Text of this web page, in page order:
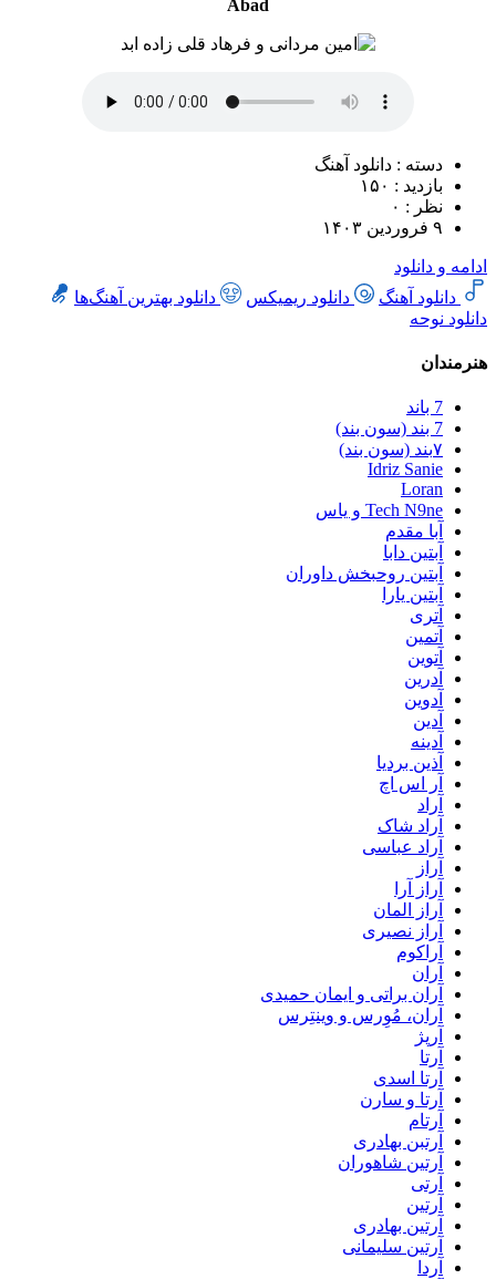
Abad
دسته : دانلود آهنگ
بازدید : ۱۵۰
نظر : ۰
۹ فروردین ۱۴۰۳
ادامه و دانلود
دانلود آهنگ
دانلود ریمیکس
دانلود بهترین آهنگ‌ها
دانلود نوحه
هنرمندان
7 باند
7 بند (سون بند)
۷بند (سون بند)
Idriz Sanie
Loran
Tech N9ne و یاس
آبا مقدم
آبتین دابا
آبتین روحبخش داوران
آبتین یارا
آتری
آتمین
آتوین
آدرین
آدوین
آدین
آدینه
آذین بردیا
آر اس اچ
آراد
آراد شاک
آراد عباسی
آراز
آراز آرا
آراز المان
آراز نصیری
آراکوم
آران
آران براتی و ایمان حمیدی
آران، مُوِرس و وینتِرس
آرپژ
آرتا
آرتا اسدی
آرتا و سارن
آرتام
آرتبن بهادری
آرتين شاهوران
آرتی
آرتین
آرتین بهادری
آرتین سلیمانی
آردا